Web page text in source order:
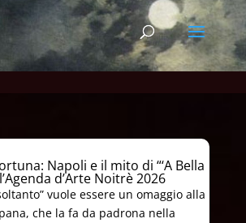
Napoli e il mito di “‘A Bella
d’Arte Noitrè 2026
vuole essere un omaggio alla
che la fa da padrona nella